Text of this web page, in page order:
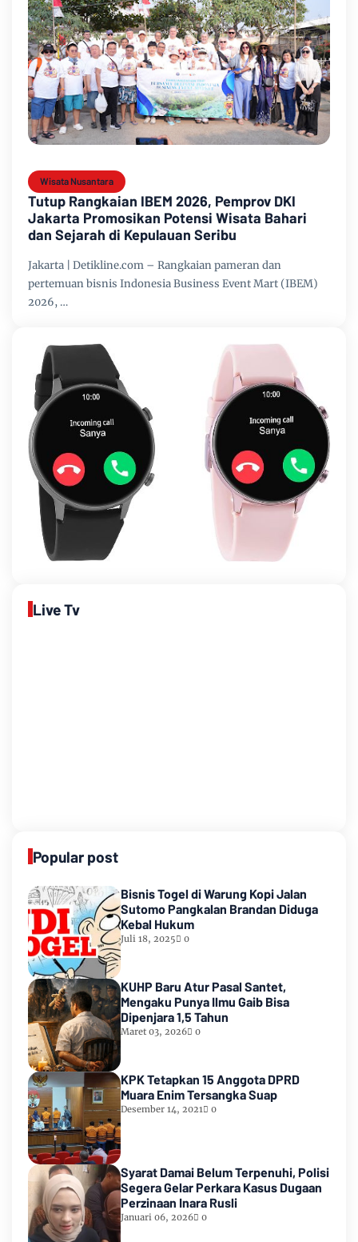
Wisata Nusantara
Tutup Rangkaian IBEM 2026, Pemprov DKI
Jakarta Promosikan Potensi Wisata Bahari
dan Sejarah di Kepulauan Seribu
Jakarta | Detikline.com – Rangkaian pameran dan
pertemuan bisnis Indonesia Business Event Mart (IBEM)
2026, …
Live Tv
Popular post
Bisnis Togel di Warung Kopi Jalan
Sutomo Pangkalan Brandan Diduga
Kebal Hukum
Juli 18, 2025 0
KUHP Baru Atur Pasal Santet,
Mengaku Punya Ilmu Gaib Bisa
Dipenjara 1,5 Tahun
Maret 03, 2026 0
KPK Tetapkan 15 Anggota DPRD
Muara Enim Tersangka Suap
Desember 14, 2021 0
Syarat Damai Belum Terpenuhi, Polisi
Segera Gelar Perkara Kasus Dugaan
Perzinaan Inara Rusli
Januari 06, 2026 0